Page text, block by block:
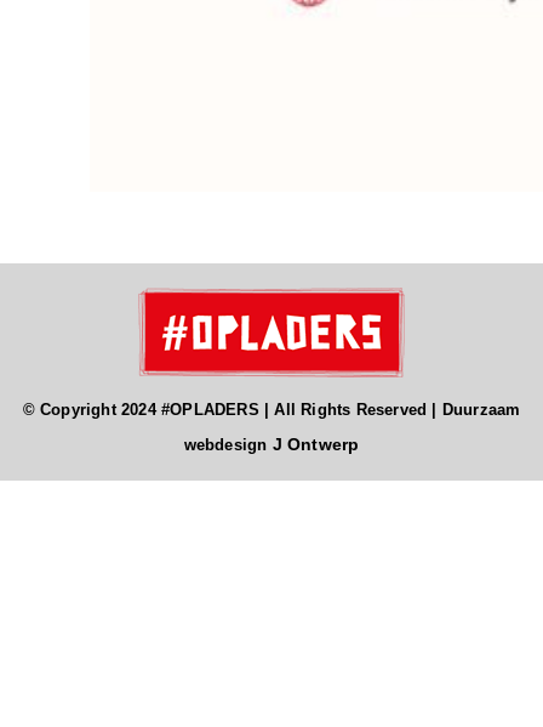
© Copyright 2024 #OPLADERS | All Rights Reserved | Duurzaam
webdesign J Ontwerp